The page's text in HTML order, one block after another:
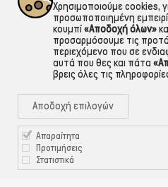
ΠΛΗΡΟΦΟΡΙΕΣ
ΧΡΉΣΙΜΑ
ΕΞΥΠΗΡΈΤΗΣΗ ΠΕΛΑΤΏΝ
Χρησιμοποιούμε cookies,
προσωποποιημένη
κουμπί«Αποδοχή όλων»
προσαρμόσουμε τις
περιεχόμενο που σε
αυτά που θες και πάτα
βρεις όλες τις
Αποδοχή επιλογών
Απαραίτητα
Προτιμήσεις
Στατιστικά